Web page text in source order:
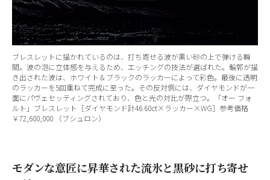
ブレスレットに描かれているのは、打ち寄せる波が黒い砂の上で弾ける瞬
間。波の泡に立体感を与えるため、エッチングの技法が選ばれた。輪郭が描
き出された波は、ホワイト＆ブラックのラッカーによって彩色。最後に透明
のラッカーを5回重ねて完成に至った。その反対側には、ダイヤモンドが一
面にパヴェセッティングされており、色と光の対比が際立つ。「オー フォ
ルト」ブレスレット［ダイヤモンド計46.60ct×ラッカー×WG］参考価格
￥72,600,000 （ブシュロン）
モダンな意匠に昇華された流氷と黒砂に打ち寄せ